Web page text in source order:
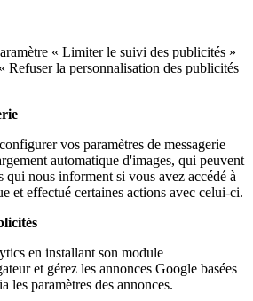
« Limiter le suivi des publicités »
Refuser la personnalisation des publicités
vos paramètres de messagerie
automatique d'images, qui peuvent
qui nous informent si vous avez accédé à
et effectué certaines actions avec celui-ci.
en installant son module
et gérez les annonces Google basées
les paramètres des annonces.